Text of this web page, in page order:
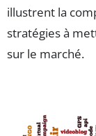
illustrent la
stratégies à
sur le marché.